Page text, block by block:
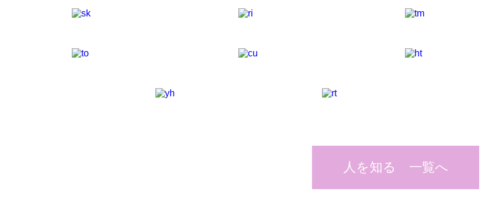
人を知る 一覧へ